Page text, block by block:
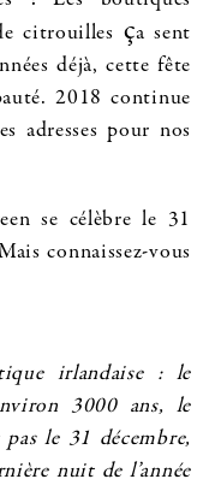
citrouilles ça sent
déjà, cette fête
2018 continue
adresses pour nos
se célèbre le 31
connaissez-vous
irlandaise : le
3000 ans, le
le 31 décembre,
nuit de l’année